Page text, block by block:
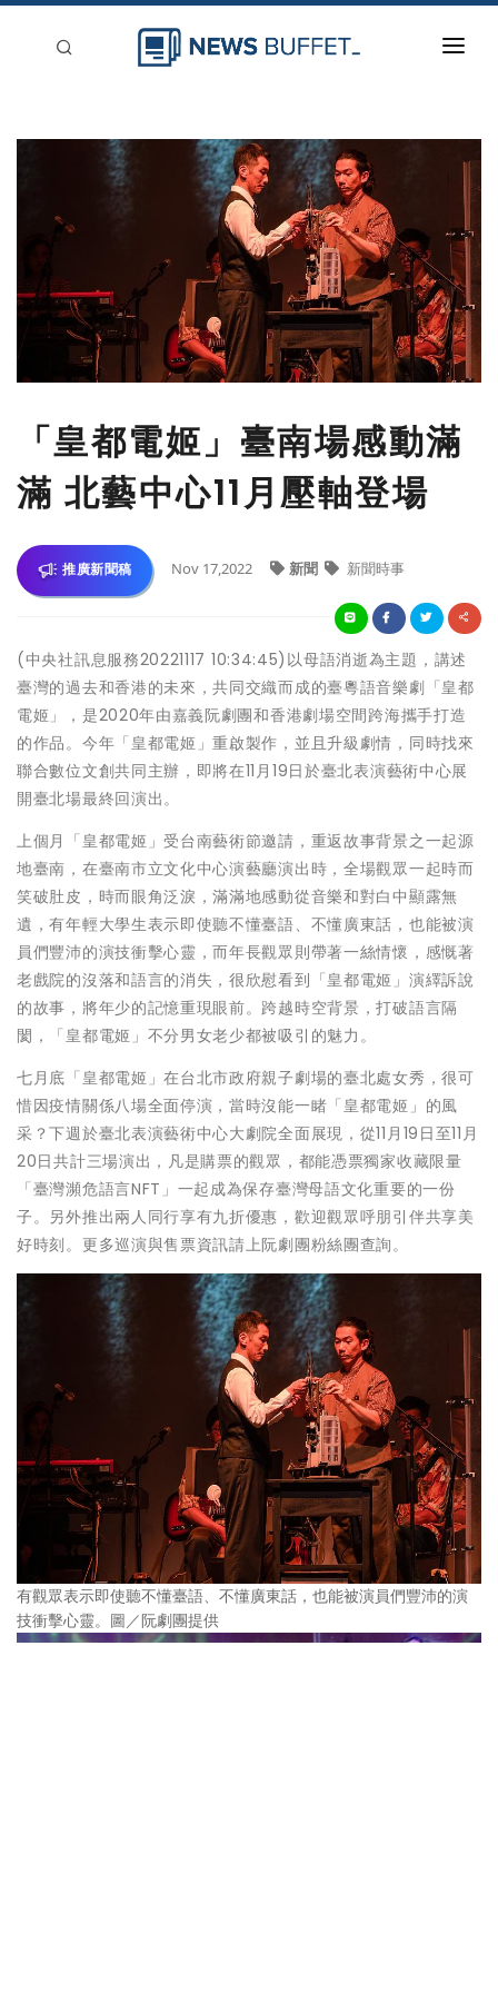
新聞稿分類
「皇都電姬」臺南場感動滿
滿 北藝中心11月壓軸登場
推廣新聞稿 Nov 17,2022 新聞 新聞時事
(中央社訊息服務20221117 10:34:45)以母語消逝為主題，講述
臺灣的過去和香港的未來，共同交織而成的臺粵語音樂劇「皇都
電姬」，是2020年由嘉義阮劇團和香港劇場空間跨海攜手打造
的作品。今年「皇都電姬」重啟製作，並且升級劇情，同時找來
聯合數位文創共同主辦，即將在11月19日於臺北表演藝術中心展
開臺北場最終回演出。
上個月「皇都電姬」受台南藝術節邀請，重返故事背景之一起源
地臺南，在臺南市立文化中心演藝廳演出時，全場觀眾一起時而
笑破肚皮，時而眼角泛淚，滿滿地感動從音樂和對白中顯露無
遺，有年輕大學生表示即使聽不懂臺語、不懂廣東話，也能被演
員們豐沛的演技衝擊心靈，而年長觀眾則帶著一絲情懷，感慨著
老戲院的沒落和語言的消失，很欣慰看到「皇都電姬」演繹訴說
的故事，將年少的記憶重現眼前。跨越時空背景，打破語言隔
閡，「皇都電姬」不分男女老少都被吸引的魅力。
七月底「皇都電姬」在台北市政府親子劇場的臺北處女秀，很可
惜因疫情關係八場全面停演，當時沒能一睹「皇都電姬」的風
采？下週於臺北表演藝術中心大劇院全面展現，從11月19日至11月
20日共計三場演出，凡是購票的觀眾，都能憑票獨家收藏限量
「臺灣瀕危語言NFT」一起成為保存臺灣母語文化重要的一份
子。另外推出兩人同行享有九折優惠，歡迎觀眾呼朋引伴共享美
好時刻。更多巡演與售票資訊請上阮劇團粉絲團查詢。
有觀眾表示即使聽不懂臺語、不懂廣東話，也能被演員們豐沛的演
技衝擊心靈。圖／阮劇團提供